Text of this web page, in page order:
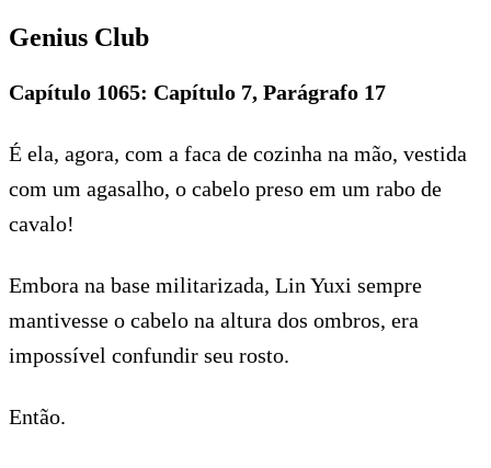
Genius Club
Capítulo 1065: Capítulo 7, Parágrafo 17
É ela, agora, com a faca de cozinha na mão, vestida
com um agasalho, o cabelo preso em um rabo de
cavalo!
Embora na base militarizada, Lin Yuxi sempre
mantivesse o cabelo na altura dos ombros, era
impossível confundir seu rosto.
Então.